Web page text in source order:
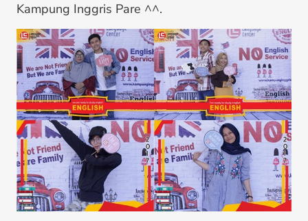
Kampung Inggris Pare ^^.